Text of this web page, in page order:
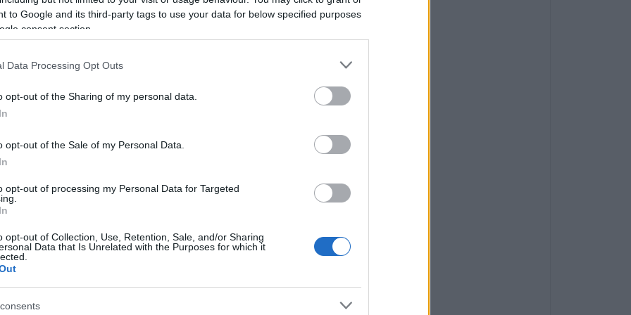
to Google and its third-party tags to use your data for below specified purposes
consent section.
Data Processing Opt Outs
opt-out of the Sharing of my personal data.
opt-out of the Sale of my Personal Data.
opt-out of processing my Personal Data for Targeted
opt-out of Collection, Use, Retention, Sale, and/or Sharing
Data that Is Unrelated with the Purposes for which it
Εταιρεία, η ιστοσελίδα της είναι
οι φίλοι της Εταιρείας μπορούν να
σημαντικά νέα και ανακοινώσεις της
Facebook